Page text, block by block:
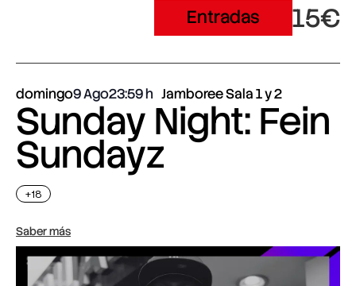
Entradas 15€
domingo9 Ago23:59 Jamboree Sala 1 y 2
Sunday Night: Fein
Sundayz
+18
Saber más